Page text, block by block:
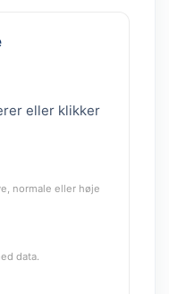
eller klikker
normale eller høje
data.